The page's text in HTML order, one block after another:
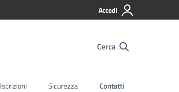
Accedi
Cerca
Iscrizioni Sicurezza Contatti